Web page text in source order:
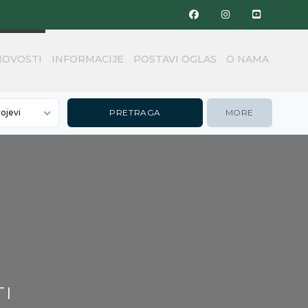
INFORMACIJE POSTAVI OGLAS O NAMA
MORE